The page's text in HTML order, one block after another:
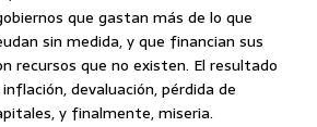
que gastan más de lo que
sin medida, y que financian sus
recursos que no existen. El resultado
devaluación, pérdida de
y finalmente, miseria.